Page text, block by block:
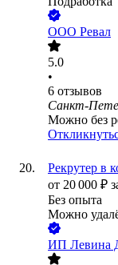
ООО Ревал
5.0
•
6 отзывов
Санкт-
Можно без
Рекрутер в
от 20 000 ₽
Без опыта
Можно
ИП Левина